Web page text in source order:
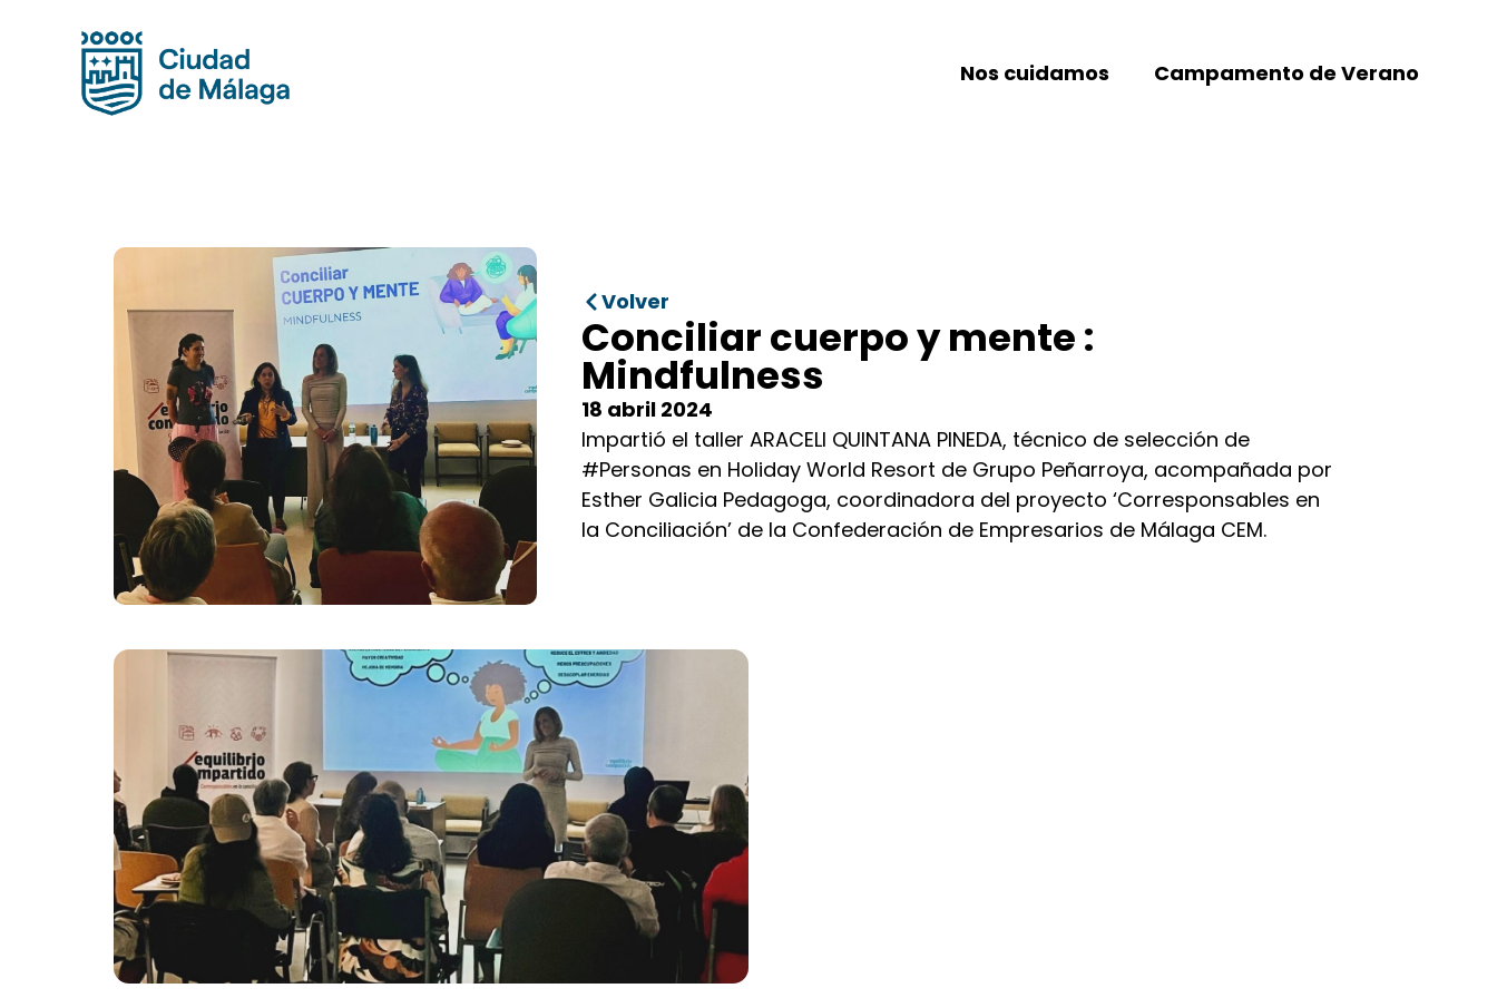
Nos cuidamos Campamento de Verano
Volver
Conciliar cuerpo y mente :
Mindfulness
18 abril 2024
Impartió el taller ARACELI QUINTANA PINEDA, técnico de selección de
#Personas en Holiday World Resort de Grupo Peñarroya, acompañada por
Esther Galicia Pedagoga, coordinadora del proyecto ‘Corresponsables en
la Conciliación’ de la Confederación de Empresarios de Málaga CEM.